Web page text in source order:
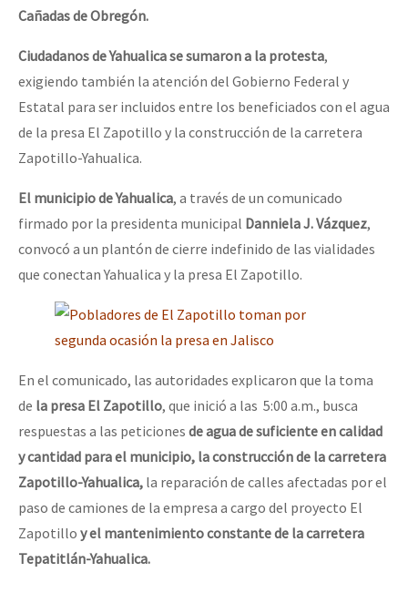
Cañadas de Obregón.
Ciudadanos de Yahualica se sumaron a la protesta,
exigiendo también la atención del Gobierno Federal y
Estatal para ser incluidos entre los beneficiados con el agua
de la presa El Zapotillo y la construcción de la carretera
Zapotillo-Yahualica.
El municipio de Yahualica, a través de un comunicado
firmado por la presidenta municipal Danniela J. Vázquez,
convocó a un plantón de cierre indefinido de las vialidades
que conectan Yahualica y la presa El Zapotillo.
En el comunicado, las autoridades explicaron que la toma
de la presa El Zapotillo, que inició a las 5:00 a.m., busca
respuestas a las peticiones de agua de suficiente en calidad
y cantidad para el municipio, la construcción de la carretera
Zapotillo-Yahualica, la reparación de calles afectadas por el
paso de camiones de la empresa a cargo del proyecto El
Zapotillo y el mantenimiento constante de la carretera
Tepatitlán-Yahualica.